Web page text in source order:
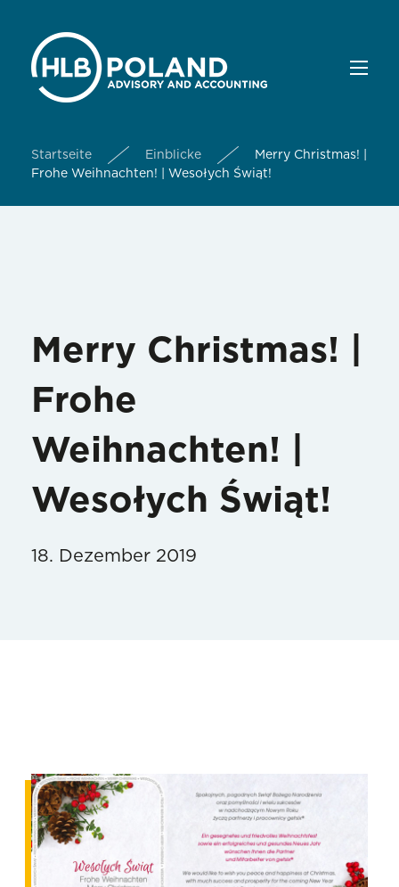
Startseite Einblicke
Merry Christmas! |
Frohe Weihnachten! | Wesołych Świąt!
Merry Christmas! |
Frohe
Weihnachten! |
Wesołych Świąt!
18. Dezember 2019